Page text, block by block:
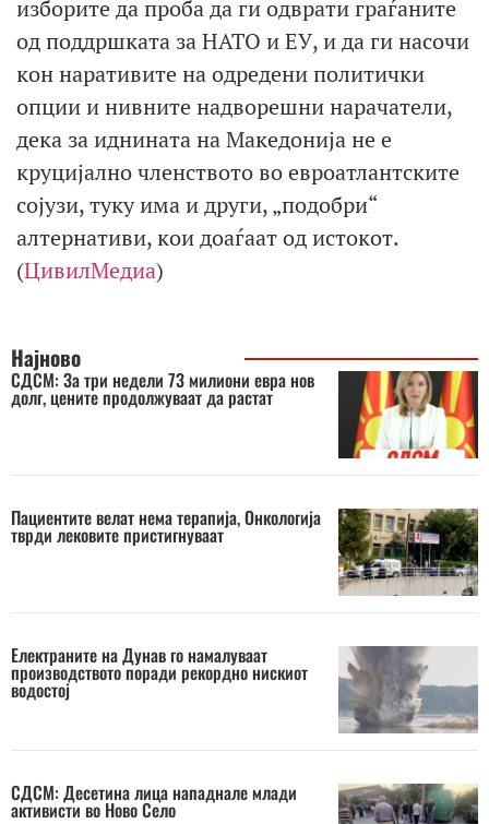
изборите да проба да ги одврати граѓаните
од поддршката за НАТО и ЕУ, и да ги насочи
кон наративите на одредени политички
опции и нивните надворешни нарачатели,
дека за иднината на Македонија не е
круцијално членството во евроатлантските
сојузи, туку има и други, „подобри“
алтернативи, кои доаѓаат од истокот.
(ЦивилМедиа)
Најново
СДСМ: За три недели 73 милиони евра нов
долг, цените продолжуваат да растат
Пациентите велат нема терапија, Онкологија
тврди лековите пристигнуваат
Електраните на Дунав го намалуваат
производството поради рекордно нискиот
водостој
СДСМ: Десетина лица нападнале млади
активисти во Ново Село